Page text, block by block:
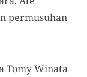
permusuhan
Tomy Winata